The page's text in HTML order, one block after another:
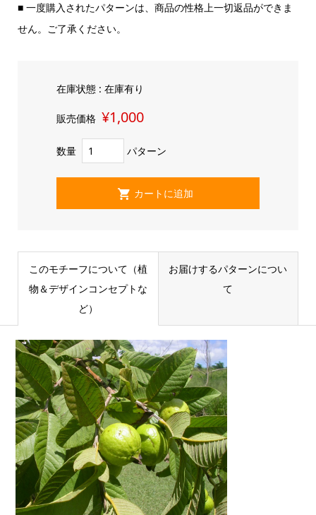
■ 一度購入されたパターンは、商品の性格上一切返品ができま
せん。ご了承ください。
在庫状態 : 在庫有り
販売価格 ¥1,000
数量 パターン
このモチーフについて（植
物＆デザインコンセプトな
ど）
お届けするパターンについ
て